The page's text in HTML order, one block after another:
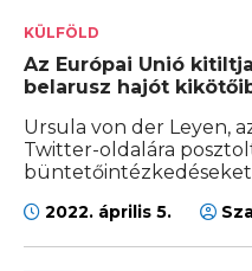
KÜLFÖLD
Az Európai Unió
belarusz hajót
Ursula von der Leyen,
Twitter-oldalára
2022. április 5.